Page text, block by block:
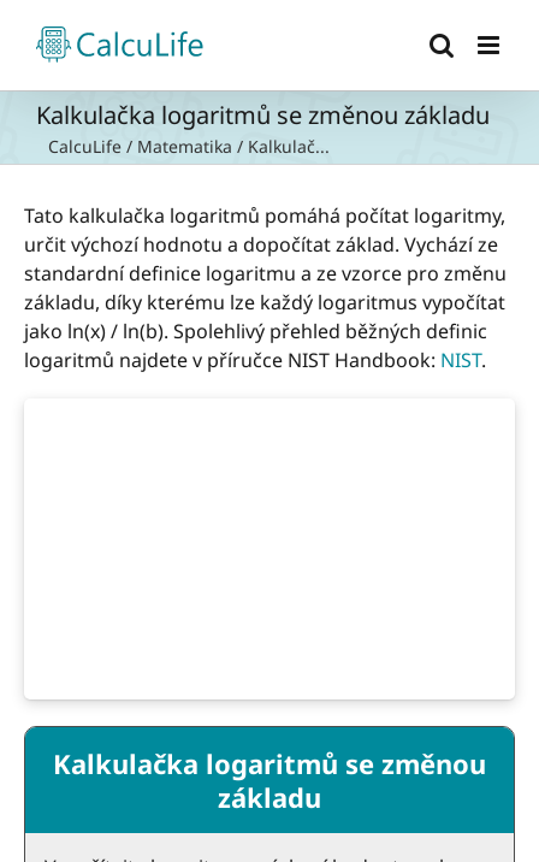
obsah
Kalkulačka logaritmů se změnou základu
CalcuLife / Matematika / Kalkulač...
Tato kalkulačka logaritmů pomáhá počítat logaritmy,
určit výchozí hodnotu a dopočítat základ. Vychází ze
standardní definice logaritmu a ze vzorce pro změnu
základu, díky kterému lze každý logaritmus vypočítat
jako ln(x) / ln(b). Spolehlivý přehled běžných definic
logaritmů najdete v příručce NIST Handbook: NIST.
Kalkulačka logaritmů se změnou
základu